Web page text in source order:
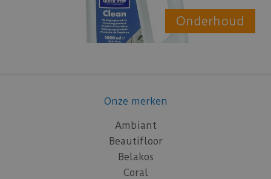
Onderhoud
Onze merken
Ambiant
Beautifloor
Belakos
Coral